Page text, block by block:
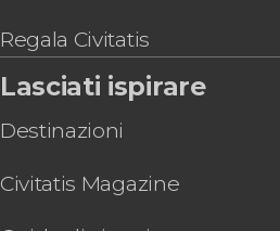
Regala Civitatis
Lasciati ispirare
Destinazioni
Civitatis Magazine